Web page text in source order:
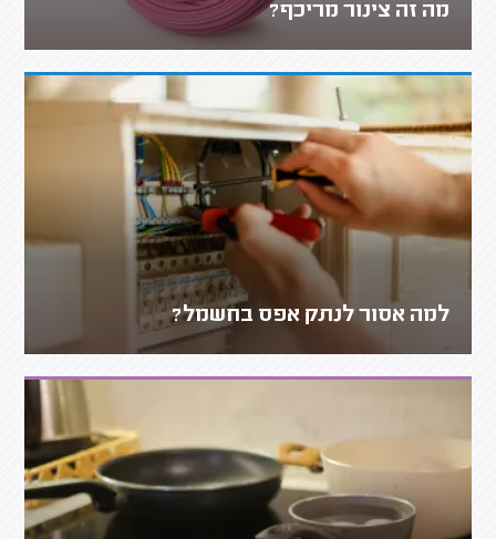
מה זה צינור מריכף?
למה אסור לנתק אפס בחשמל?